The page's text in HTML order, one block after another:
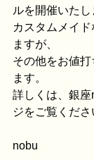
ルを開催いたし
カスタムメイ
ますが、
その他をお値
ます。
詳しくは、銀
ジをご覧くださ
nobu